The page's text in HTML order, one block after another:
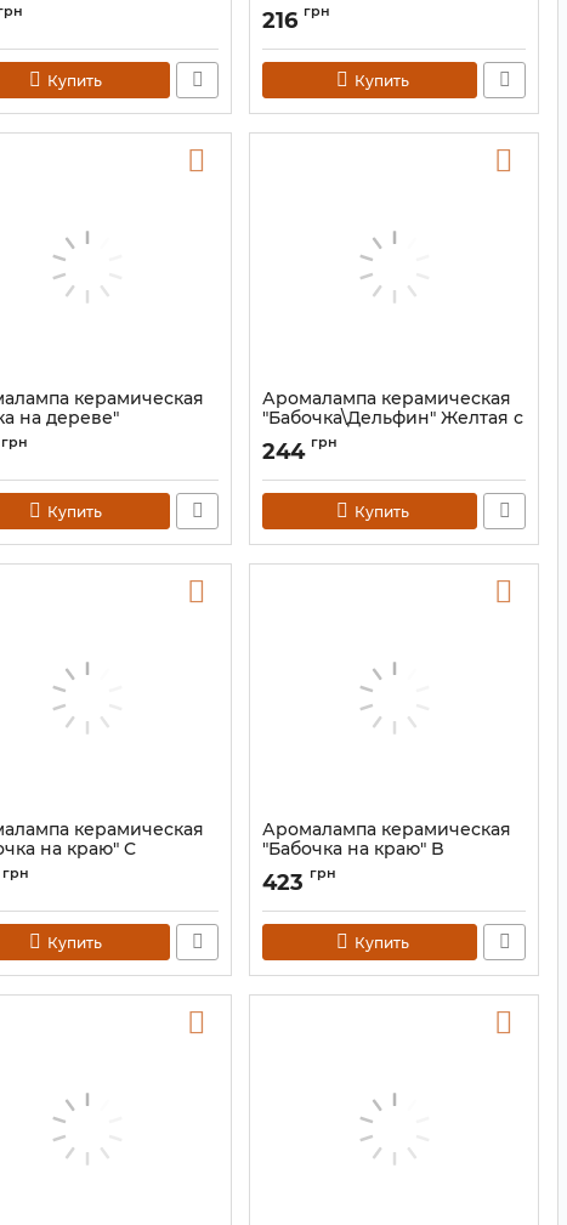
9120197
Купить
Артикул: 9120197
216 грн
Купить
керамическая
на дереве"
9120202
грн
Купить
Аромалампа керамическая
"Бабочка\Дельфин" Желтая с
дельфином
Артикул:
244 грн
Купить
керамическая
на краю" C
9120180
грн
Купить
Аромалампа керамическая
"Бабочка на краю" B
Артикул: 9120180
423 грн
Купить